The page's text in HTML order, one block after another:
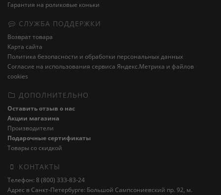
Гарантия на роликовые коньки
СЛУЖБА ПОДДЕРЖКИ
Возврат товара
Карта сайта
Политика безопасности и обработки персональных данных
Cогласие на использования сервиса Яндекс.Метрика и файлов
cookies
ДОПОЛНИТЕЛЬНО
Оставить отзыв о нас
Акции магазина
Производители
Подарочные сертификаты
Товары со скидкой
КОНТАКТЫ
Телефон: 8 (800) 333-83-24
Адрес в Санкт-Петербурге: Большой Сампсониевский пр. 92, м.